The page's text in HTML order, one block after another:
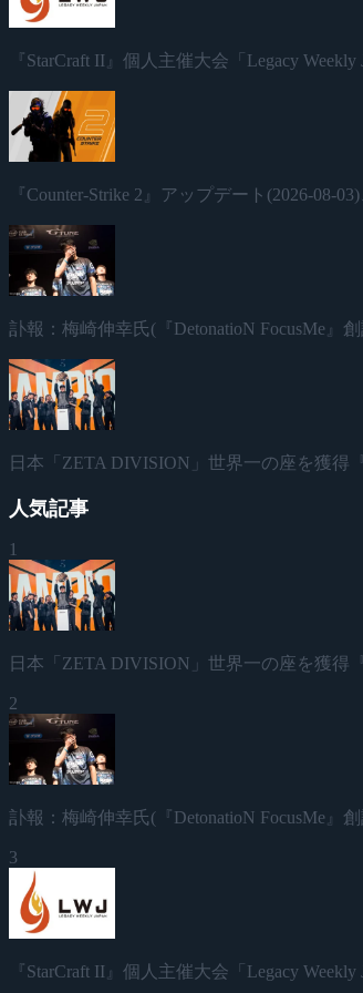
『StarCraft II』個人主催大会「Legacy
『Counter-Strike 2』アップデート(2026-08-
訃報：梅崎伸幸氏(『DetonatioN FocusMe』
日本「ZETA DIVISION」世界一の座を獲得
人気記事
1
日本「ZETA DIVISION」世界一の座を獲得
2
訃報：梅崎伸幸氏(『DetonatioN FocusMe』
3
『StarCraft II』個人主催大会「Legacy